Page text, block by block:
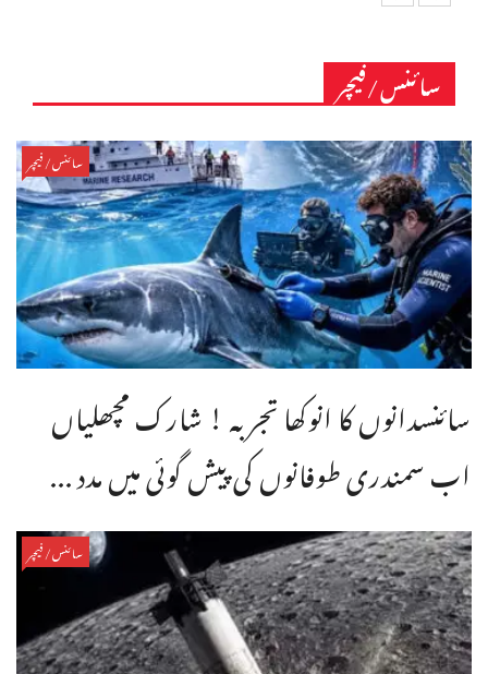
سائنس/فیچر
سائنس/فیچر
سائنسدانوں کا انوکھا تجربہ ! شارک مچھلیاں
اب سمندری طوفانوں کی پیش گوئی میں مدد ...
سائنس/فیچر